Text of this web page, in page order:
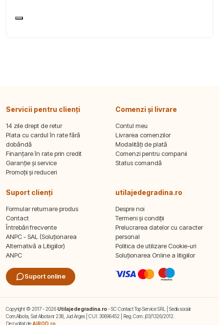
Servicii pentru clienți
14 zile drept de retur
Plata cu cardul în rate fără
dobândă
Finanțare în rate prin credit
Garanție și service
Promoții și reduceri
Comenzi și livrare
Contul meu
Livrarea comenzilor
Modalități de plată
Comenzi pentru companii
Status comandă
Suport clienți
Formular returnare produs
Contact
Întrebări frecvente
ANPC - SAL (Soluționarea
Alternativă a Litigiilor)
ANPC
Suport online
utilajedegradina.ro
Despre noi
Termeni și condiții
Prelucrarea datelor cu caracter
personal
Politica de utilizare Cookie-uri
Soluționarea Online a litigiilor
Copyright © 2017 - 2026 Utilajedegradina.ro- SC Contact Top Service SRL | Sediu social:
Com.Albota, Sat Albota nr 238, Jud Arges | CUI: 30696452 | Reg. Com.: j03/1326/2012.
Dezvoltat de AIROD.ro